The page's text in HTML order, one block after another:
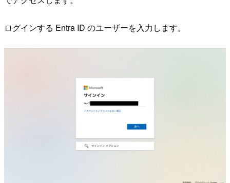
ログインする Entra ID のユーザーを入力します。